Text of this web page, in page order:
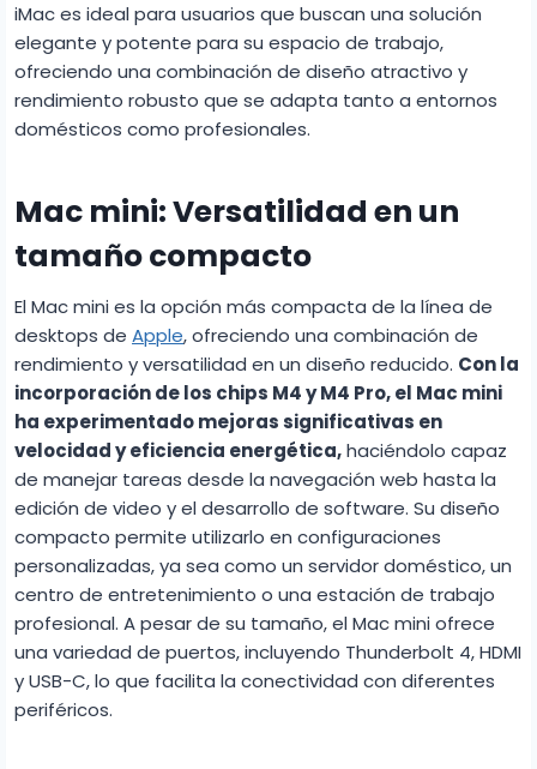
iMac es ideal para usuarios que buscan una solución
elegante y potente para su espacio de trabajo,
ofreciendo una combinación de diseño atractivo y
rendimiento robusto que se adapta tanto a entornos
domésticos como profesionales.
Mac mini: Versatilidad en un
tamaño compacto
El Mac mini es la opción más compacta de la línea de
desktops de Apple, ofreciendo una combinación de
rendimiento y versatilidad en un diseño reducido. Con la
incorporación de los chips M4 y M4 Pro, el Mac mini
ha experimentado mejoras significativas en
velocidad y eficiencia energética,haciéndolo capaz
de manejar tareas desde la navegación web hasta la
edición de video y el desarrollo de software. Su diseño
compacto permite utilizarlo en configuraciones
personalizadas, ya sea como un servidor doméstico, un
centro de entretenimiento o una estación de trabajo
profesional. A pesar de su tamaño, el Mac mini ofrece
una variedad de puertos, incluyendo Thunderbolt 4, HDMI
y USB-C, lo que facilita la conectividad con diferentes
periféricos.